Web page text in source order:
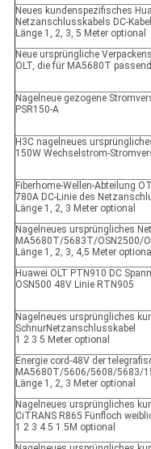
Neues kundenspezifisches
Netzanschlusskabels DC-
Länge 1, 2, 3, 5 Meter optional
Neue ursprüngliche
OLT, die für MA5680T
Nagelneue gezogene
PSR150-A
H3C nagelneues
150W Wechselstrom-
Fiberhome-Wellen-Abteilung
780A DC-Linie des
Länge 1, 2, 3 Meter optional
Nagelneues ursprüngliches
MA5680T/5683T/OSN2500/
Länge 1, 2, 3, 4,5 Meter optional
Huawei OLT PTN910 DC
OSN500 48V Linie RTN905
Nagelneues ursprüngliches
SchnurNetzanschlusskabel
1 2 3 5 Meter optional
Energie cord-48V der
MA5680T/5606/5608/5683/
Länge 1, 2, 3 Meter optional
Nagelneues ursprüngliches
CiTRANS R865 Fünfloch
1 2 3 4 5 1.5M optional